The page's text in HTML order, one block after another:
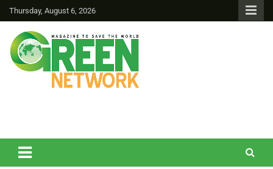
Thursday, August 6, 2026